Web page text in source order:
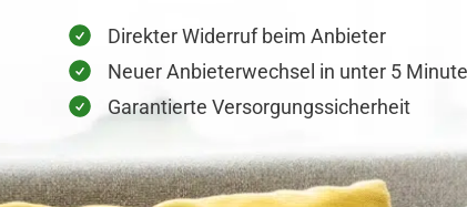
Direkter Widerruf beim Anbieter
Neuer Anbieterwechsel in unter 5
Garantierte Versorgungssicherheit